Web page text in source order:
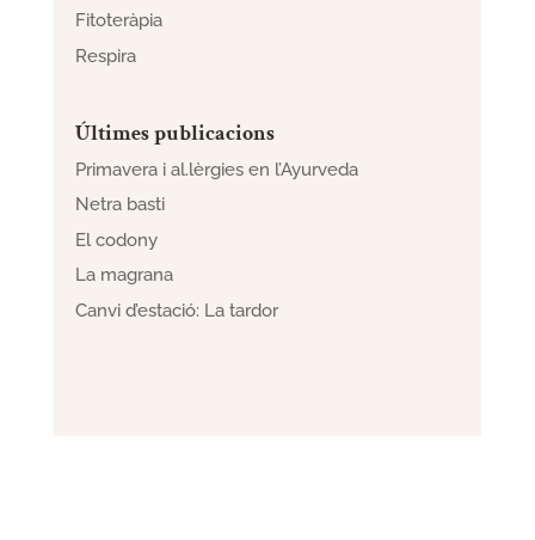
Fitoteràpia
Respira
Últimes publicacions
Primavera i al.lèrgies en l’Ayurveda
Netra basti
El codony
La magrana
Canvi d’estació: La tardor